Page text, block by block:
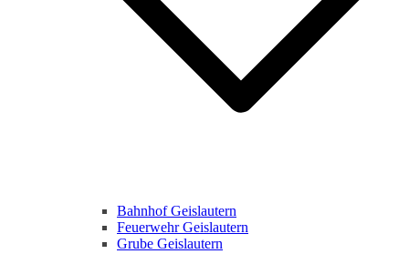
Bahnhof Geislautern
Feuerwehr Geislautern
Grube Geislautern